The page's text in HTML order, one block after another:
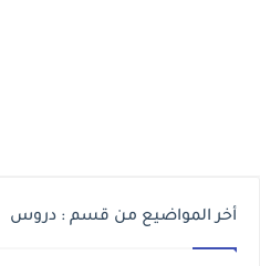
أخر المواضيع من قسم : دروس